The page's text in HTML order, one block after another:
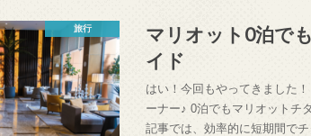
旅行
マリオット0泊で
イド
はい！今回もやってきました
ーナー♪ 0泊でもマリオットチ
記事では、効率的に短期間で